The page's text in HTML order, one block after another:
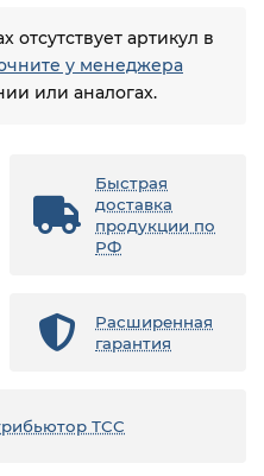
отсутствует артикул в
у менеджера
или аналогах.
Быстрая
доставка
продукции по
РФ
Расширенная
гарантия
ТСС